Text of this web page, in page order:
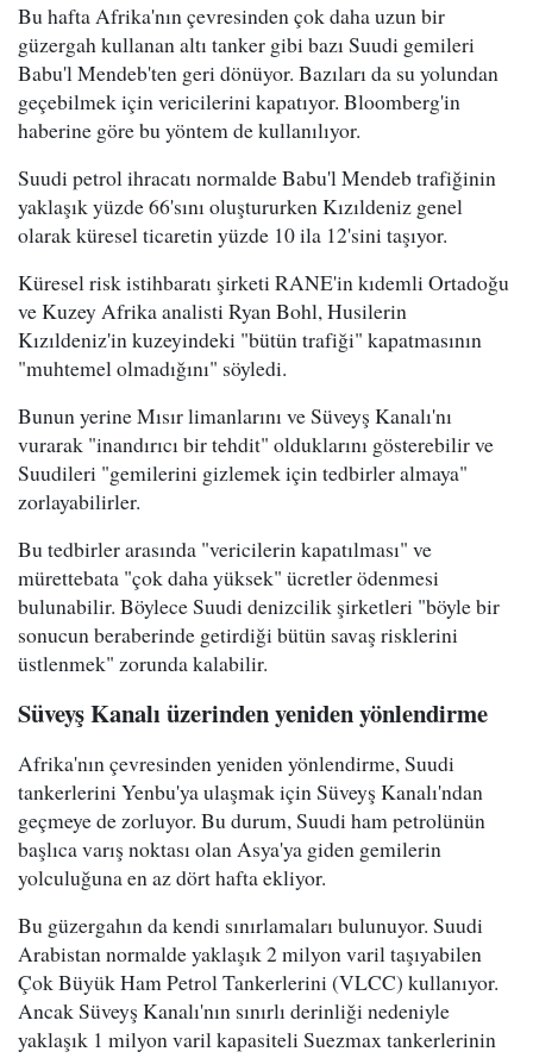
Bu hafta Afrika'nın çevresinden çok daha uzun bir
güzergah kullanan altı tanker gibi bazı Suudi gemileri
Babu'l Mendeb'ten geri dönüyor. Bazıları da su yolundan
geçebilmek için vericilerini kapatıyor. Bloomberg'in
haberine göre bu yöntem de kullanılıyor.
Suudi petrol ihracatı normalde Babu'l Mendeb trafiğinin
yaklaşık yüzde 66'sını oluştururken Kızıldeniz genel
olarak küresel ticaretin yüzde 10 ila 12'sini taşıyor.
Küresel risk istihbaratı şirketi RANE'in kıdemli Ortadoğu
ve Kuzey Afrika analisti Ryan Bohl, Husilerin
Kızıldeniz'in kuzeyindeki "bütün trafiği" kapatmasının
"muhtemel olmadığını" söyledi.
Bunun yerine Mısır limanlarını ve Süveyş Kanalı'nı
vurarak "inandırıcı bir tehdit" olduklarını gösterebilir ve
Suudileri "gemilerini gizlemek için tedbirler almaya"
zorlayabilirler.
Bu tedbirler arasında "vericilerin kapatılması" ve
mürettebata "çok daha yüksek" ücretler ödenmesi
bulunabilir. Böylece Suudi denizcilik şirketleri "böyle bir
sonucun beraberinde getirdiği bütün savaş risklerini
üstlenmek" zorunda kalabilir.
Süveyş Kanalı üzerinden yeniden yönlendirme
Afrika'nın çevresinden yeniden yönlendirme, Suudi
tankerlerini Yenbu'ya ulaşmak için Süveyş Kanalı'ndan
geçmeye de zorluyor. Bu durum, Suudi ham petrolünün
başlıca varış noktası olan Asya'ya giden gemilerin
yolculuğuna en az dört hafta ekliyor.
Bu güzergahın da kendi sınırlamaları bulunuyor. Suudi
Arabistan normalde yaklaşık 2 milyon varil taşıyabilen
Çok Büyük Ham Petrol Tankerlerini (VLCC) kullanıyor.
Ancak Süveyş Kanalı'nın sınırlı derinliği nedeniyle
yaklaşık 1 milyon varil kapasiteli Suezmax tankerlerinin